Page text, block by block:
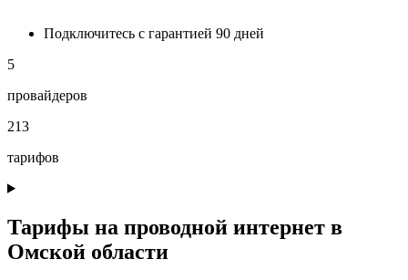
Подключитесь с гарантией 90 дней
5
провайдеров
213
тарифов
Тарифы на проводной интернет в
Омской области